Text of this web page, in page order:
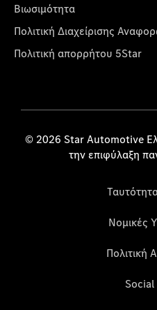
Βιωσιμότητα
Πολιτική Διαχείρισης
Πολιτική απορρήτου 5Star
© 2026 Star Automotive
την επιφύλαξη
Νομικές
Πολιτική
Social